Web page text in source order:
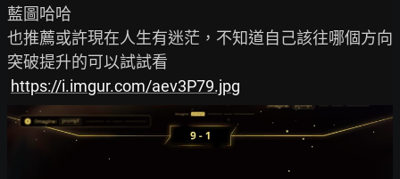
藍圖哈哈
也推薦或許現在人生有迷茫，不知道自己該往哪個方向
突破提升的可以試試看
https://i.imgur.com/aev3P79.jpg